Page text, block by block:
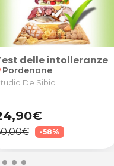
delle intolleranze
Pordenone
De Sibio
-58%